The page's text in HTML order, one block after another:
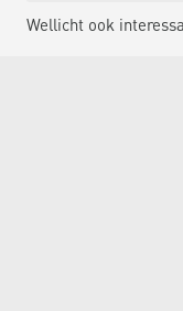
Wellicht ook